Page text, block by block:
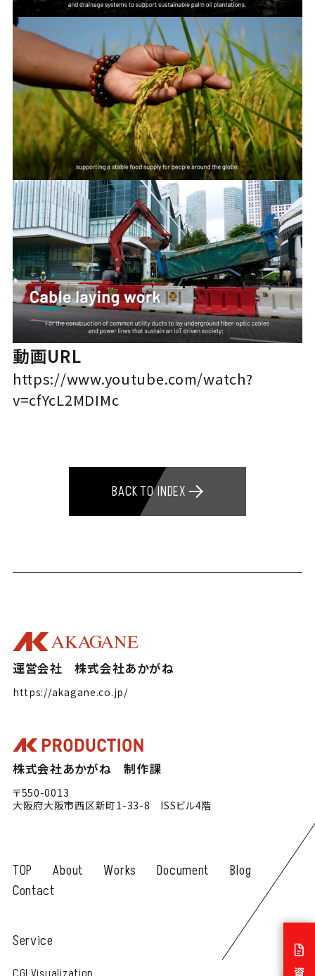
動画URL
https://www.youtube.com/watch?
v=cfYcL2MDIMc
BACK TO INDEX
運営会社 株式会社あかがね
https://akagane.co.jp/
株式会社あかがね 制作課
〒550-0013
大阪府大阪市西区新町1-33-8 ISSビル4階
TOP About Works Document
Blog
Contact
Service